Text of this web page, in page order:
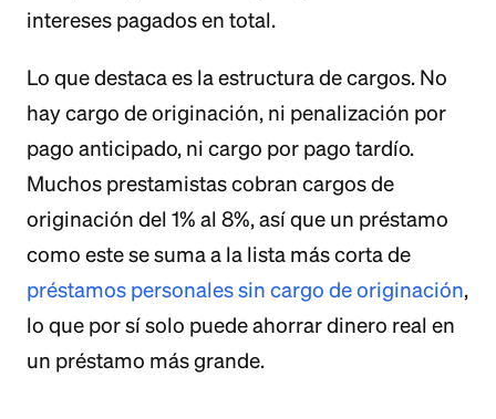
intereses pagados en total.
Lo que destaca es la estructura de cargos. No
hay cargo de originación, ni penalización por
pago anticipado, ni cargo por pago tardío.
Muchos prestamistas cobran cargos de
originación del 1% al 8%, así que un préstamo
como este se suma a la lista más corta de
préstamos personales sin cargo de originación,
lo que por sí solo puede ahorrar dinero real en
un préstamo más grande.